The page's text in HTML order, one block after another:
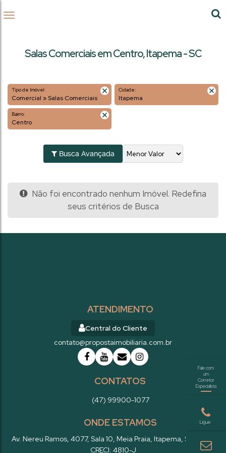
Salas Comerciais em Centro, Itapema - SC
Tipo de Imóvel:
Comercial » Salas Comerciais
Cidade:
Itapema
Bairro:
Centro
Busca Avançada
Não foi encontrado nenhum Imóvel. Redefina
seus critérios de Busca
ATENDIMENTO
Central do Cliente
contato@propostaimobiliaria.com.br
CONTATOS
(47) 99900-1077
ONDE ESTAMOS
Av. Nereu Ramos, 4077, Sala 10, Meia Praia, Itapema, SC
Brasil
CRECI: 4810-J